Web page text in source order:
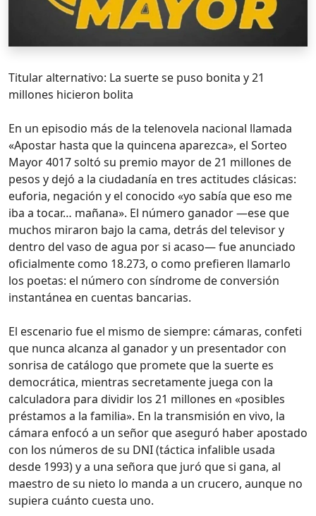
Titular alternativo: La suerte se puso bonita y 21
millones hicieron bolita
En un episodio más de la telenovela nacional llamada
«Apostar hasta que la quincena aparezca», el Sorteo
Mayor 4017 soltó su premio mayor de 21 millones de
pesos y dejó a la ciudadanía en tres actitudes clásicas:
euforia, negación y el conocido «yo sabía que eso me
iba a tocar… mañana». El número ganador —ese que
muchos miraron bajo la cama, detrás del televisor y
dentro del vaso de agua por si acaso— fue anunciado
oficialmente como 18.273, o como prefieren llamarlo
los poetas: el número con síndrome de conversión
instantánea en cuentas bancarias.
El escenario fue el mismo de siempre: cámaras, confeti
que nunca alcanza al ganador y un presentador con
sonrisa de catálogo que promete que la suerte es
democrática, mientras secretamente juega con la
calculadora para dividir los 21 millones en «posibles
préstamos a la familia». En la transmisión en vivo, la
cámara enfocó a un señor que aseguró haber apostado
con los números de su DNI (táctica infalible usada
desde 1993) y a una señora que juró que si gana, al
maestro de su nieto lo manda a un crucero, aunque no
supiera cuánto cuesta uno.